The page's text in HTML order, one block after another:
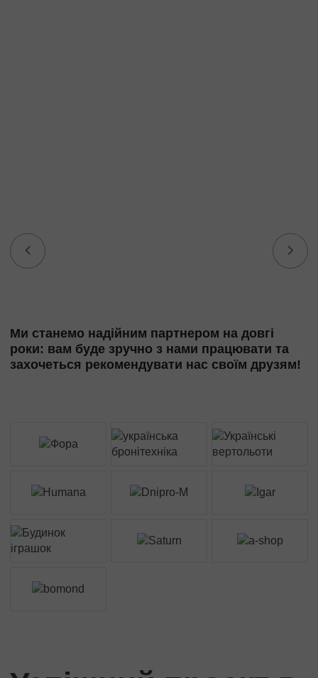
Ми станемо надійним партнером на довгі
роки: вам буде зручно з нами працювати та
захочеться рекомендувати нас своїм друзям!